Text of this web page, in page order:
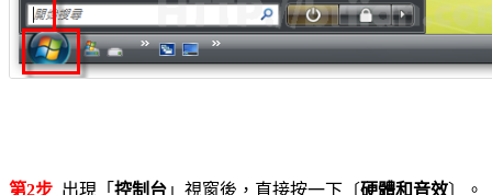
第2步 出現「 控制台 」視窗後，直接按一下〔硬體和音效〕。